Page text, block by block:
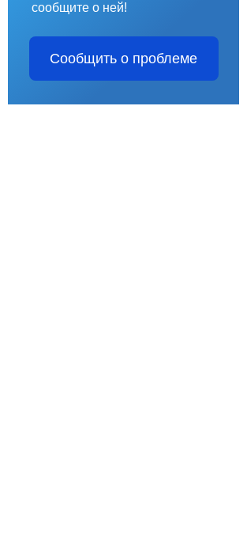
сообщите о ней!
Сообщить о проблеме